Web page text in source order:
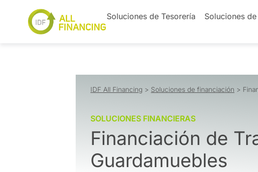
Soluciones de Tesorería Soluciones
IDF All Financing > Soluciones de financiación >
SOLUCIONES FINANCIERAS
Financiación de
Guardamuebles